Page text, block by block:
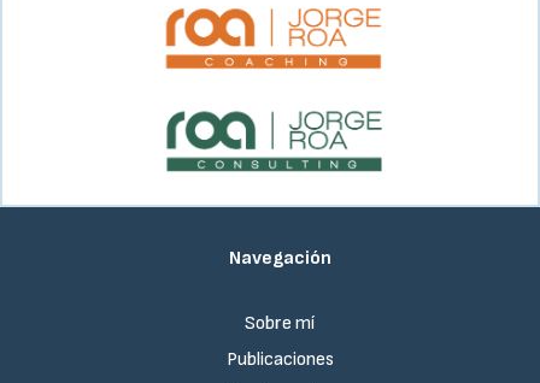
Navegación
Sobre mí
Publicaciones